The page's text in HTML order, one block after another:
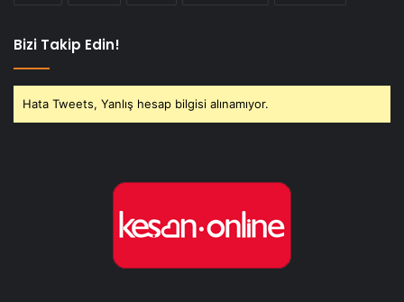
Bizi Takip Edin!
Hata Tweets, Yanlış hesap bilgisi alınamıyor.